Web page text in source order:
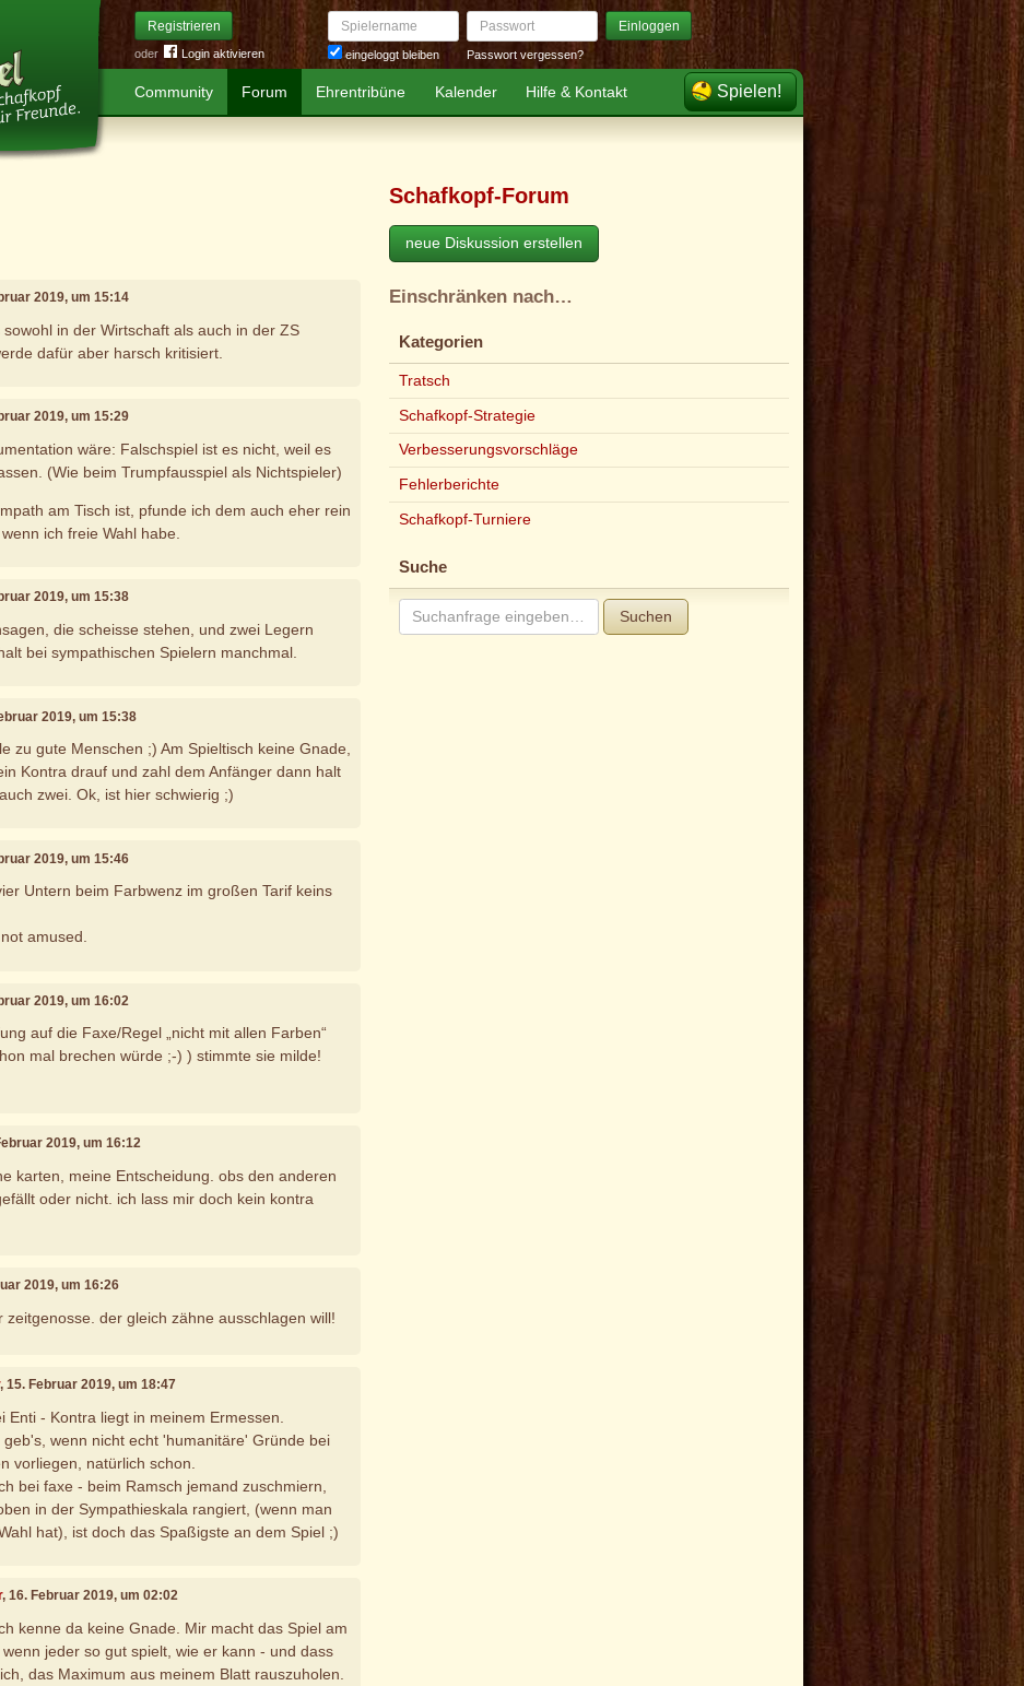
Registrieren
oder Login aktivieren
Spielername
eingeloggt bleiben
Passwort Einloggen
Passwort vergessen?
Community Forum Ehrentribüne Kalender Hilfe & Kontakt Spielen!
2019, um 15:14
in der Wirtschaft als auch in der ZS
dafür aber harsch kritisiert.
2019, um 15:29
wäre: Falschspiel ist es nicht, weil es
(Wie beim Trumpfausspiel als Nichtspieler)
am Tisch ist, pfunde ich dem auch eher rein
ich freie Wahl habe.
2019, um 15:38
die scheisse stehen, und zwei Legern
bei sympathischen Spielern manchmal.
2019, um 15:38
zu gute Menschen ;) Am Spieltisch keine Gnade,
Kontra drauf und zahl dem Anfänger dann halt
zwei. Ok, ist hier schwierig ;)
2019, um 15:46
Untern beim Farbwenz im großen Tarif keins
amused.
2019, um 16:02
auf die Faxe/Regel „nicht mit allen Farben“
mal brechen würde ;-) ) stimmte sie milde!
2019, um 16:12
karten, meine Entscheidung. obs den anderen
oder nicht. ich lass mir doch kein kontra
2019, um 16:26
zeitgenosse. der gleich zähne ausschlagen will!
, 15. Februar 2019, um 18:47
Enti - Kontra liegt in meinem Ermessen.
geb's, wenn nicht echt 'humanitäre' Gründe bei
vorliegen, natürlich schon.
bei faxe - beim Ramsch jemand zuschmiern,
in der Sympathieskala rangiert, (wenn man
hat), ist doch das Spaßigste an dem Spiel ;)
, 16. Februar 2019, um 02:02
kenne da keine Gnade. Mir macht das Spiel am
jeder so gut spielt, wie er kann - und dass
das Maximum aus meinem Blatt rauszuholen.
Schafkopf-Forum
neue Diskussion erstellen
Einschränken nach…
Kategorien
Tratsch
Schafkopf-Strategie
Verbesserungsvorschläge
Fehlerberichte
Schafkopf-Turniere
Suche
Suchen